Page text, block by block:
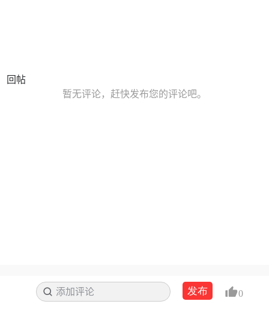
回帖
暂无评论，赶快发布您的评论吧。
添加评论 搜索发布 0